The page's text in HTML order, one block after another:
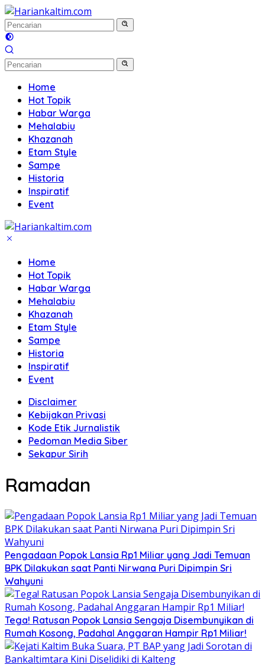
Langsung
ke
konten
Home
Hot Topik
Habar Warga
Mehalabiu
Khazanah
Etam Style
Sampe
Historia
Inspiratif
Event
Home
Hot Topik
Habar Warga
Mehalabiu
Khazanah
Etam Style
Sampe
Historia
Inspiratif
Event
Disclaimer
Kebijakan Privasi
Kode Etik Jurnalistik
Pedoman Media Siber
Sekapur Sirih
Ramadan
Pengadaan Popok Lansia Rp1 Miliar yang Jadi Temuan
BPK Dilakukan saat Panti Nirwana Puri Dipimpin Sri
Wahyuni
Tega! Ratusan Popok Lansia Sengaja Disembunyikan di
Rumah Kosong, Padahal Anggaran Hampir Rp1 Miliar!